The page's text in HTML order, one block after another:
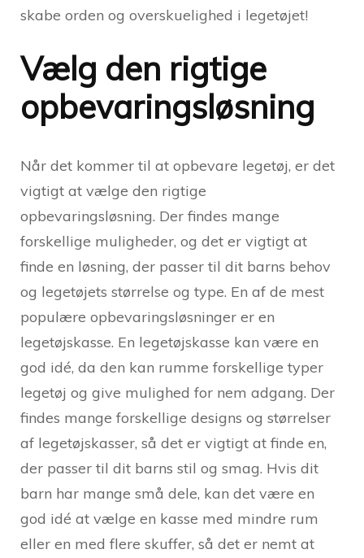
skabe orden og overskuelighed i legetøjet!
Vælg den rigtige
opbevaringsløsning
Når det kommer til at opbevare legetøj, er det
vigtigt at vælge den rigtige
opbevaringsløsning. Der findes mange
forskellige muligheder, og det er vigtigt at
finde en løsning, der passer til dit barns behov
og legetøjets størrelse og type. En af de mest
populære opbevaringsløsninger er en
legetøjskasse. En legetøjskasse kan være en
god idé, da den kan rumme forskellige typer
legetøj og give mulighed for nem adgang. Der
findes mange forskellige designs og størrelser
af legetøjskasser, så det er vigtigt at finde en,
der passer til dit barns stil og smag. Hvis dit
barn har mange små dele, kan det være en
god idé at vælge en kasse med mindre rum
eller en med flere skuffer, så det er nemt at